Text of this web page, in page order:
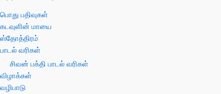
பொது பதிவுகள்
கடவுளின் மாயை
ஸ்தோத்திரம்
பாடல் வரிகள்
சிவன் பக்தி பாடல் வரிகள்
விழாக்கள்
வழிபாடு